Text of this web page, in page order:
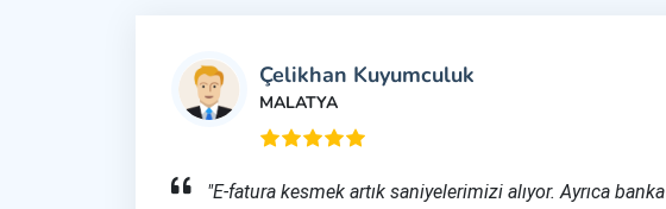
Çelikhan Kuyumculuk
MALATYA
"E-fatura kesmek artık saniyelerimizi alıyor. Ayrıca banka